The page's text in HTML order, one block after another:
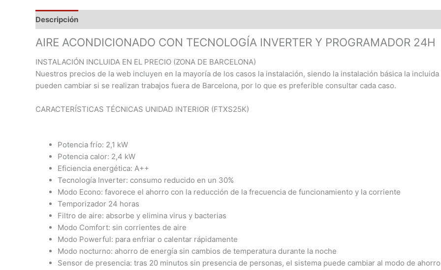
Descripción
AIRE ACONDICIONADO CON TECNOLOGÍA INVERTER Y PROGRAMADOR 24H
INSTALACIÓN INCLUIDA EN EL PRECIO (ZONA DE BARCELONA)
Nuestros precios de la web incluyen en la mayoría de los casos la instalación, siendo la instalación básica la
pueden cambiar si se realizan trabajos fuera de Barcelona, por lo que es preferible consultar cada caso.
CARACTERÍSTICAS TÉCNICAS UNIDAD INTERIOR (FTXS25K)
Potencia frío: 2,1 kW
Potencia calor: 2,4 kW
Eficiencia energética: A++
Tecnología Inverter: consumo reducido en un 30%
Modo Econo: favorece el ahorro con la reducción de la frecuencia de funcionamiento y la corriente
Temporizador 24 horas
Filtro de aire: absorbe y elimina virus y bacterias
Modo Comfort: sin corrientes de aire
Modo Powerful: para enfriar o calentar rápidamente
Modo nocturno: ahorro de energía sin cambios de temperatura durante la noche
Sensor de presencia: tras 20 minutos sin presencia de personas, el sistema puede cambiar al modo de